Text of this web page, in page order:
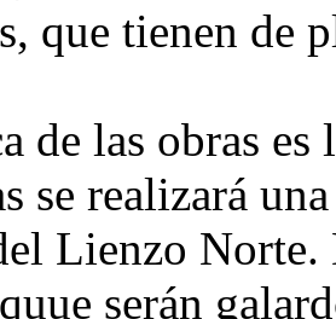
que tienen de
de las obras
se realizará
Lienzo Norte.
serán